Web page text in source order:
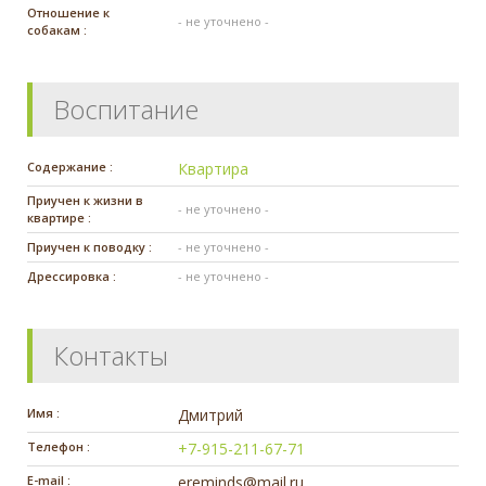
Отношение к
собакам :
- не уточнено -
Воспитание
Содержание : Квартира
Приучен к жизни в
квартире :
- не уточнено -
Приучен к поводку :
- не уточнено -
Дрессировка :
- не уточнено -
Контакты
Имя : Дмитрий
Телефон : +7-915-211-67-71
E-mail :